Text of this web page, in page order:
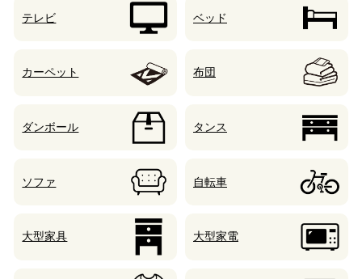
テレビ ベッド
カーペット 布団
ダンボール タンス
ソファ 自転車
大型家具 大型家電